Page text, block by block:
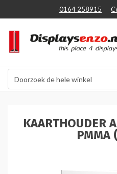
0164 258915
KAARTHOUDER
PMMA